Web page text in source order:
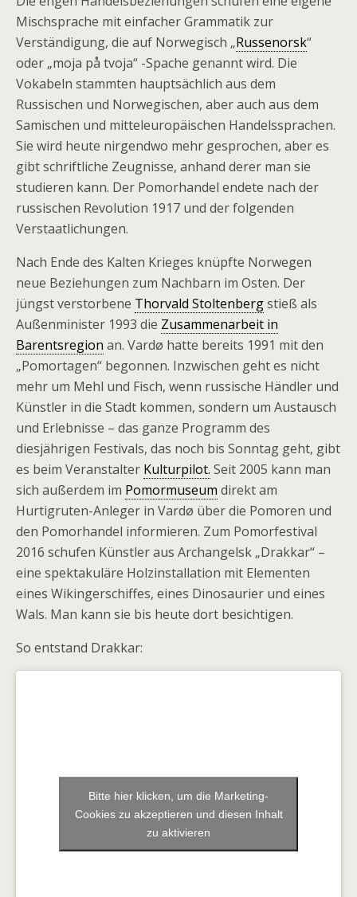
Mischsprache mit einfacher Grammatik zur
Verständigung, die auf Norwegisch „Russenorsk“
oder „moja på tvoja“ -Spache genannt wird. Die
Vokabeln stammten hauptsächlich aus dem
Russischen und Norwegischen, aber auch aus dem
Samischen und mitteleuropäischen Handelssprachen.
Sie wird heute nirgendwo mehr gesprochen, aber es
gibt schriftliche Zeugnisse, anhand derer man sie
studieren kann. Der Pomorhandel endete nach der
russischen Revolution 1917 und der folgenden
Verstaatlichungen.
Nach Ende des Kalten Krieges knüpfte Norwegen
neue Beziehungen zum Nachbarn im Osten. Der
jüngst verstorbene Thorvald Stoltenbergstieß als
Außenminister 1993 die Zusammenarbeit in
Barentsregion an. Vardø hatte bereits 1991 mit den
„Pomortagen“ begonnen. Inzwischen geht es nicht
mehr um Mehl und Fisch, wenn russische Händler und
Künstler in die Stadt kommen, sondern um Austausch
und Erlebnisse – das ganze Programm des
diesjährigen Festivals, das noch bis Sonntag geht, gibt
es beim Veranstalter Kulturpilot. Seit 2005 kann man
sich außerdem im Pomormuseum direkt am
Hurtigruten-Anleger in Vardø über die Pomoren und
den Pomorhandel informieren. Zum Pomorfestival
2016 schufen Künstler aus Archangelsk „Drakkar“ –
eine spektakuläre Holzinstallation mit Elementen
eines Wikingerschiffes, eines Dinosaurier und eines
Wals. Man kann sie bis heute dort besichtigen.
So entstand Drakkar:
Bitte hier klicken, um die Marketing-
Cookies zu akzeptieren und diesen Inhalt
zu aktivieren